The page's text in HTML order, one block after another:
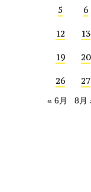
5 6
12 13
19 20
26 27
« 6月 8月